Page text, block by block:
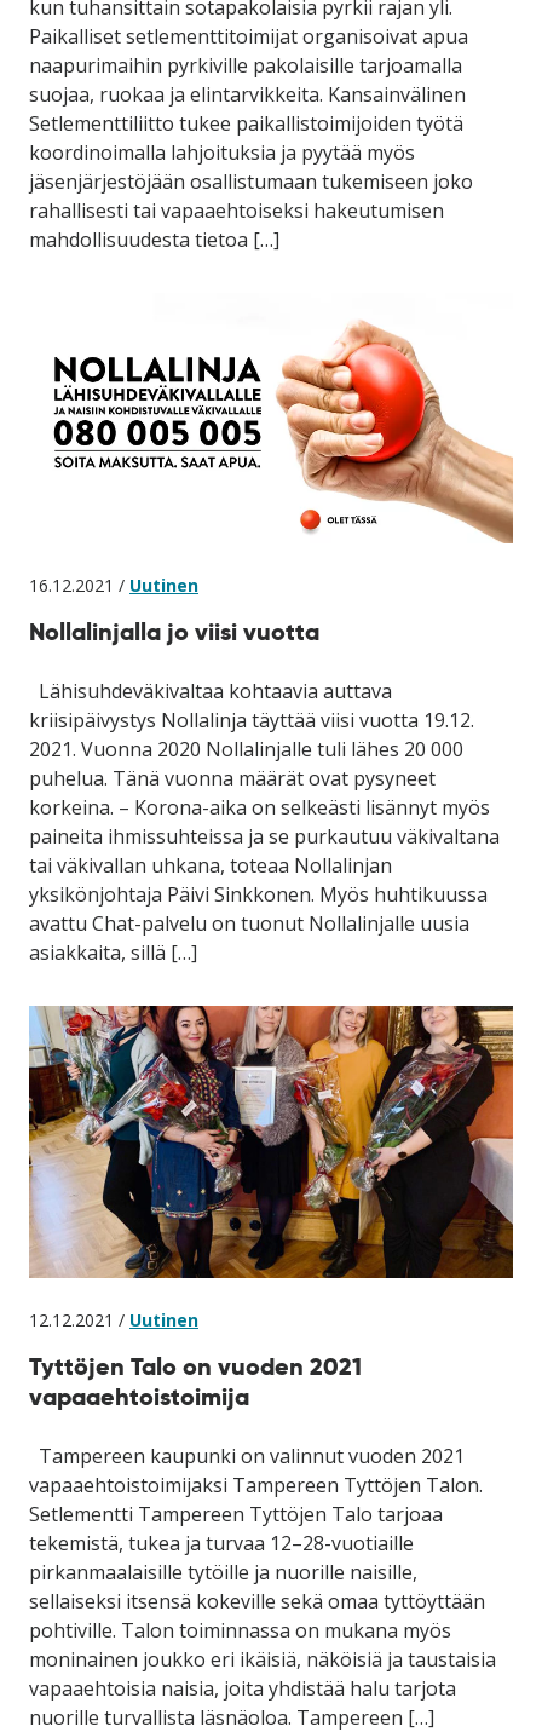
kun tuhansittain sotapakolaisia pyrkii rajan yli.
Paikalliset setlementtitoimijat organisoivat apua
naapurimaihin pyrkiville pakolaisille tarjoamalla
suojaa, ruokaa ja elintarvikkeita. Kansainvälinen
Setlementtiliitto tukee paikallistoimijoiden työtä
koordinoimalla lahjoituksia ja pyytää myös
jäsenjärjestöjään osallistumaan tukemiseen joko
rahallisesti tai vapaaehtoiseksi hakeutumisen
mahdollisuudesta tietoa […]
16.12.2021 / Uutinen
Nollalinjalla jo viisi vuotta
Lähisuhdeväkivaltaa kohtaavia auttava
kriisipäivystys Nollalinja täyttää viisi vuotta 19.12.
2021. Vuonna 2020 Nollalinjalle tuli lähes 20 000
puhelua. Tänä vuonna määrät ovat pysyneet
korkeina. – Korona-aika on selkeästi lisännyt myös
paineita ihmissuhteissa ja se purkautuu väkivaltana
tai väkivallan uhkana, toteaa Nollalinjan
yksikönjohtaja Päivi Sinkkonen. Myös huhtikuussa
avattu Chat-palvelu on tuonut Nollalinjalle uusia
asiakkaita, sillä […]
12.12.2021 / Uutinen
Tyttöjen Talo on vuoden 2021
vapaaehtoistoimija
Tampereen kaupunki on valinnut vuoden 2021
vapaaehtoistoimijaksi Tampereen Tyttöjen Talon.
Setlementti Tampereen Tyttöjen Talo tarjoaa
tekemistä, tukea ja turvaa 12–28-vuotiaille
pirkanmaalaisille tytöille ja nuorille naisille,
sellaiseksi itsensä kokeville sekä omaa tyttöyttään
pohtiville. Talon toiminnassa on mukana myös
moninainen joukko eri ikäisiä, näköisiä ja taustaisia
vapaaehtoisia naisia, joita yhdistää halu tarjota
nuorille turvallista läsnäoloa. Tampereen […]